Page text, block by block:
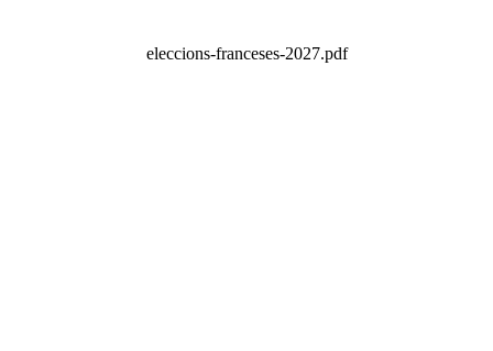
eleccions-franceses-2027.pdf